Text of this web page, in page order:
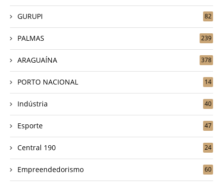
GURUPI 82
PALMAS 239
ARAGUAÍNA 378
PORTO NACIONAL 14
Indústria 40
Esporte 47
Central 190 24
Empreendedorismo 60